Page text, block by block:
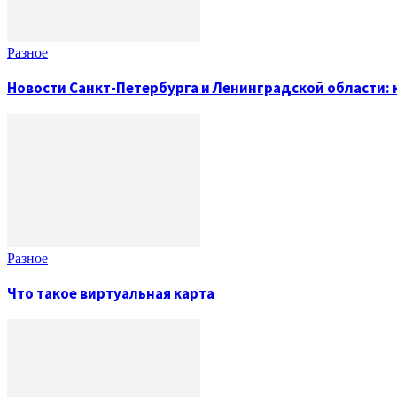
Разное
Новости Санкт-Петербурга и Ленинградской
Разное
Что такое виртуальная карта